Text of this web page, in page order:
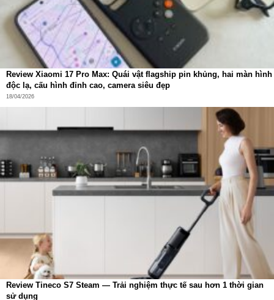
Review Xiaomi 17 Pro Max: Quái vật flagship pin khủng, hai màn hình
độc lạ, cấu hình đỉnh cao, camera siêu đẹp
18/04/2026
Review Tineco S7 Steam — Trải nghiệm thực tế sau hơn 1 thời gian
sử dụng